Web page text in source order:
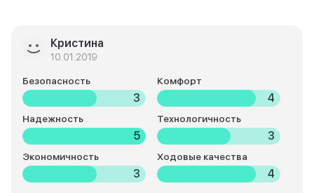
Кристина
10.01.2019
Безопасность
3
Комфорт
4
Надежность
5
Технологичность
3
Экономичность
3
Ходовые качества
4